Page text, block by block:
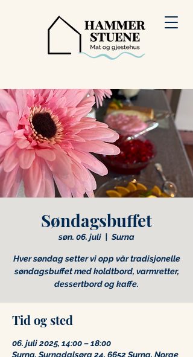
Søndagsbuffet
søn. 06. juli
  |
Surna
Hver søndag setter vi opp vår tradisjonelle
søndagsbuffet med koldtbord, varmretter,
Tid og sted
06. juli 2025, 14:00 – 18:00
Surna, Surnadalsøra 24, 6652 Surna, Norge